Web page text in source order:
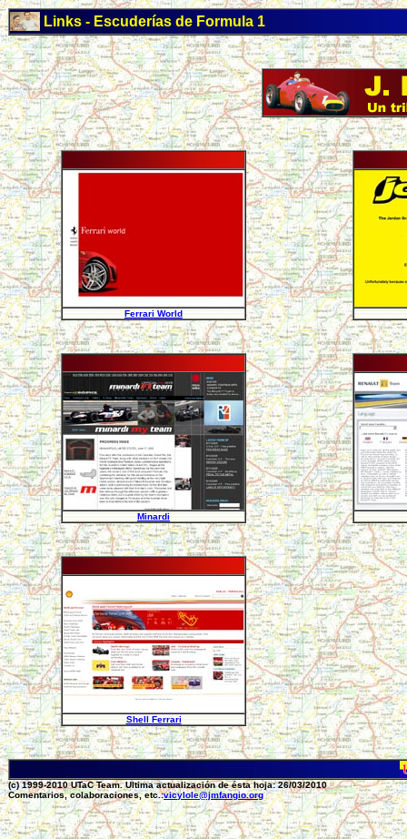
Links - Escuderías de Formula 1
Ferrari World
Minardi
Shell Ferrari
(c) 1999-2010 UTaC Team. Ultima actualización de ésta hoja: 26/03/2010
Comentarios, colaboraciones, etc.:vicylole@jmfangio.org